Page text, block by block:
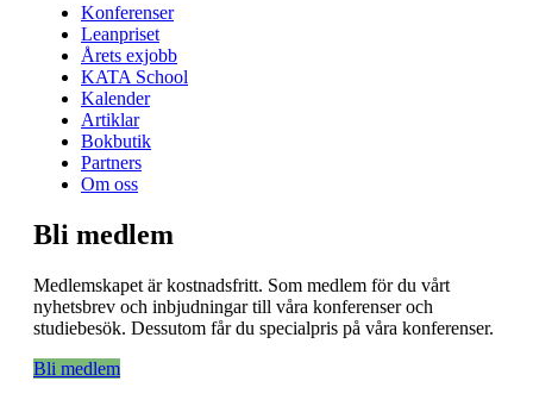
Konferenser
Leanpriset
Årets exjobb
KATA School
Kalender
Artiklar
Bokbutik
Partners
Om oss
Bli medlem
Medlemskapet är kostnadsfritt. Som medlem för du vårt
nyhetsbrev och inbjudningar till våra konferenser och
studiebesök. Dessutom får du specialpris på våra konferenser.
Bli medlem